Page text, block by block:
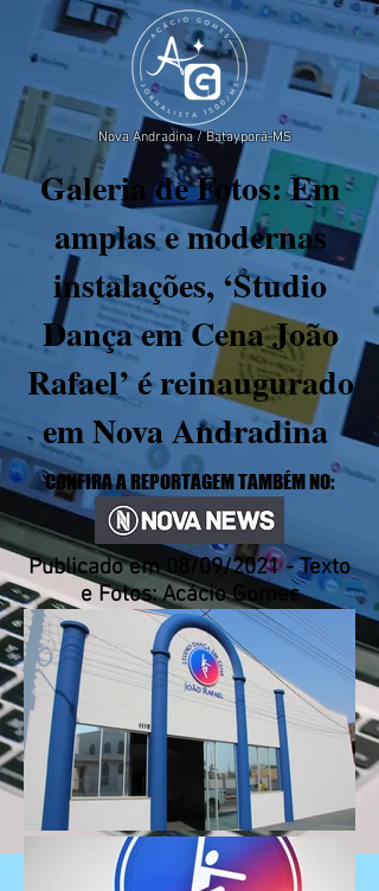
Nova Andradina / Batayporã-MS
Galeria de Fotos: Em
amplas e modernas
instalações, ‘Studio
Dança em Cena João
Rafael’ é reinaugurado
em Nova Andradina
CONFIRA A REPORTAGEM TAMBÉM NO:
Publicado em 08/09/2021 - Texto
e Fotos: Acácio Gomes